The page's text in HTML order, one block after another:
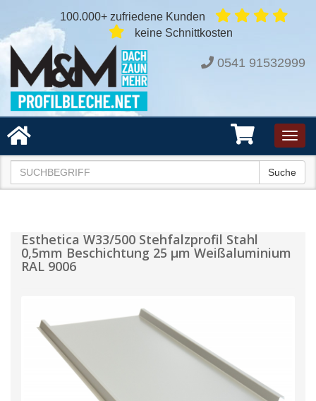
100.000+ zufriedene Kunden
keine Schnittkosten
0541 91532999
Suche
Esthetica W33/500 Stehfalzprofil Stahl
0,5mm Beschichtung 25 µm Weißaluminium
RAL 9006